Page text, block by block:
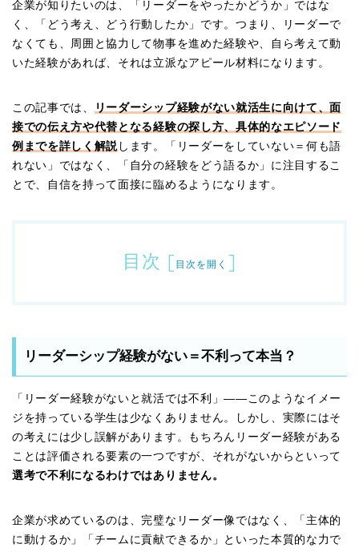
企業が知りたいのは、「リーダーをやったかどうか」ではな
く、「どう考え、どう行動したか」です。つまり、リーダーで
なくても、周囲と協力して物事を進めた経験や、自ら考えて動
いた経験があれば、それは立派なアピール材料になります。
この記事では、
リーダーシップ経験がない就活生に向けて、面
接での伝え方や代替となる経験の探し方、具体的なエピソード
例までを詳しく解説 します。「リーダーをしていない＝何も語
れない」ではなく、「自分の経験をどう語るか」に注目するこ
とで、自信を持って面接に臨めるようになります。
目次 [ 目次を開く ]
リーダーシップ経験がない＝不利って本当？
「リーダー経験がないと就活では不利」——このようなイメー
ジを持っている学生は少なくありません。しかし、実際にはそ
の考えには少し誤解があります。もちろんリーダー経験がある
ことは評価される要素の一つですが、それがないからといって
選考で不利になるわけではありません。
企業が求めているのは、完璧なリーダー像ではなく、「主体的
に動けるか」「チームに貢献できるか」といった本質的な力で